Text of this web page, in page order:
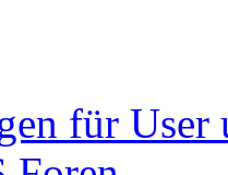
für User